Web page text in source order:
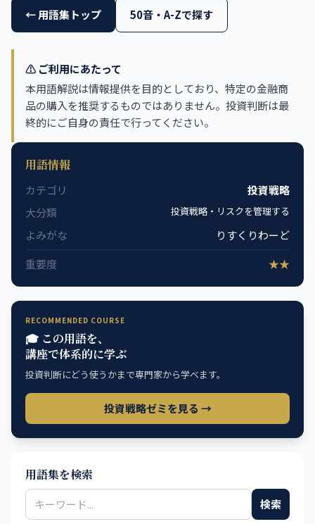
← 用語集トップ 50音・A-Zで探す
⚠️ ご利用にあたって
本用語解説は情報提供を目的としており、特定の金融商
品の購入を推奨するものではありません。投資判断は最
終的にご自身の責任で行ってください。
用語情報
カテゴリ
投資戦略
大分類
投資戦略・リスクを管理する
よみがな
りすくりわーど
重要度
★★
RECOMMENDED COURSE
🎓 この用語を、
講座で体系的に学ぶ
投資判断にどう使うかまで専門家から学べます。
投資戦略ゼミを見る →
用語集を検索
検索